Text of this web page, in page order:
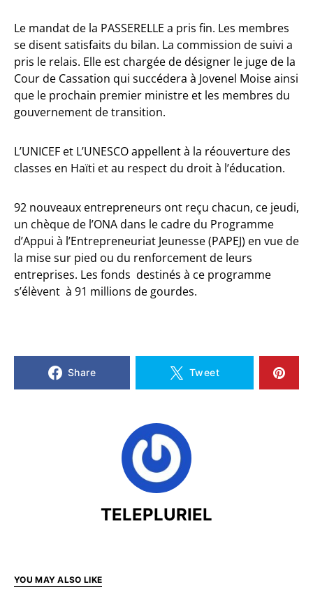
Le mandat de la PASSERELLE a pris fin. Les membres
se disent satisfaits du bilan. La commission de suivi a
pris le relais. Elle est chargée de désigner le juge de la
Cour de Cassation qui succédera à Jovenel Moise ainsi
que le prochain premier ministre et les membres du
gouvernement de transition.
L’UNICEF et L’UNESCO appellent à la réouverture des
classes en Haïti et au respect du droit à l’éducation.
92 nouveaux entrepreneurs ont reçu chacun, ce jeudi,
un chèque de l’ONA dans le cadre du Programme
d’Appui à l’Entrepreneuriat Jeunesse (PAPEJ) en vue de
la mise sur pied ou du renforcement de leurs
entreprises. Les fonds destinés à ce programme
s’élèvent à 91 millions de gourdes.
Share Tweet
TELEPLURIEL
YOU MAY ALSO LIKE